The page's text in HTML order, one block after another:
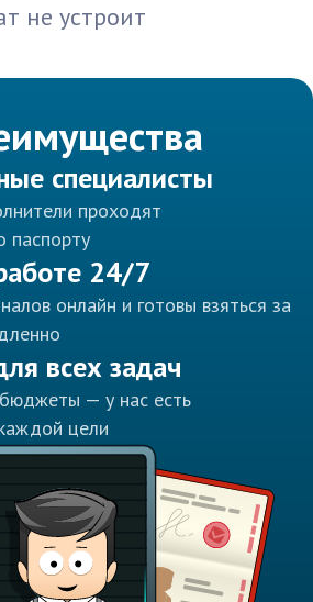
не устроит
специалисты
проходят
паспорту
24/7
онлайн и готовы взяться за
всех задач
— у нас есть
цели